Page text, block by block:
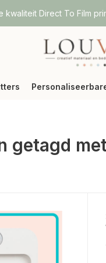
kwaliteit Direct To Film
getagd